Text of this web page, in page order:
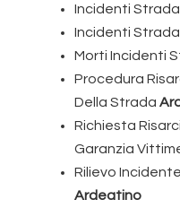
Incidenti
Incidenti
Morti Incidenti
Procedura
Della Strada
Richiesta
Garanzia
Rilievo
Ardeatino